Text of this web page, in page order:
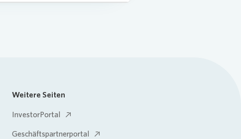
Weitere Seiten
InvestorPortal
Geschäftspartnerportal